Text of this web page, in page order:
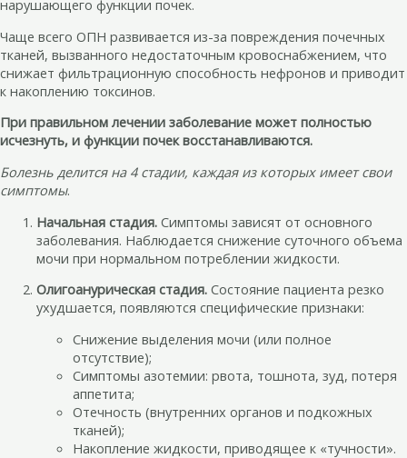
нарушающего функции почек.
Чаще всего ОПН развивается из-за повреждения почечных
тканей, вызванного недостаточным кровоснабжением, что
снижает фильтрационную способность нефронов и приводит
к накоплению токсинов.
При правильном лечении заболевание может полностью
исчезнуть, и функции почек восстанавливаются.
Болезнь делится на 4 стадии, каждая из которых имеет свои
симптомы.
Начальная стадия. Симптомы зависят от основного
заболевания. Наблюдается снижение суточного объема
мочи при нормальном потреблении жидкости.
Олигоанурическая стадия. Состояние пациента резко
ухудшается, появляются специфические признаки:
Снижение выделения мочи (или полное
отсутствие);
Симптомы азотемии: рвота, тошнота, зуд, потеря
аппетита;
Отечность (внутренних органов и подкожных
тканей);
Накопление жидкости, приводящее к «тучности».